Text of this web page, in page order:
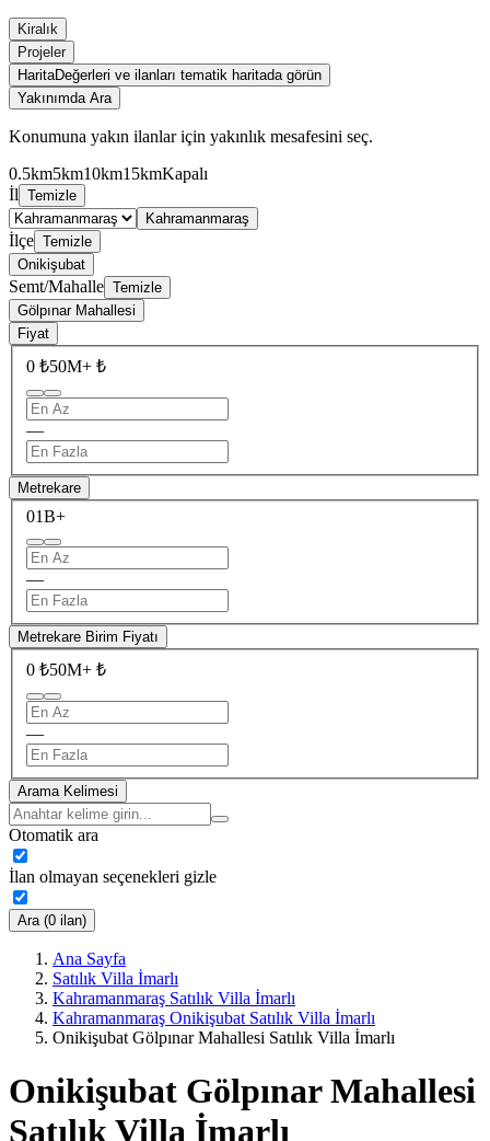
Kiralık
Projeler
HaritaDeğerleri ve ilanları tematik haritada görün
Yakınımda Ara
Konumuna yakın ilanlar için yakınlık mesafesini seç.
0.5km5km10km15kmKapalı
İl Temizle
Kahramanmaraş
İlçe Temizle
Onikişubat
Semt/Mahalle Temizle
Gölpınar Mahallesi
Fiyat
0 ₺50M+ ₺
—
Metrekare
01B+
—
Metrekare Birim Fiyatı
0 ₺50M+ ₺
—
Arama Kelimesi
Otomatik ara
İlan olmayan seçenekleri gizle
Ara (0 ilan)
Ana Sayfa
Satılık Villa İmarlı
Kahramanmaraş Satılık Villa İmarlı
Kahramanmaraş Onikişubat Satılık Villa İmarlı
Onikişubat Gölpınar Mahallesi Satılık Villa İmarlı
Onikişubat Gölpınar Mahallesi
Satılık Villa İmarlı